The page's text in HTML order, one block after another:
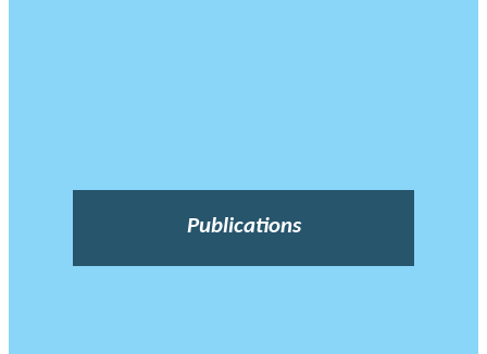
Publications